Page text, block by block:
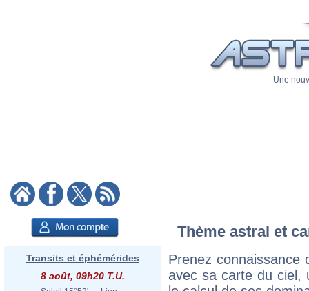
Une
Transits et éphémérides
8 août, 09h20 T.U.
Thème astral et
Prenez connaissance
avec sa carte du ciel,